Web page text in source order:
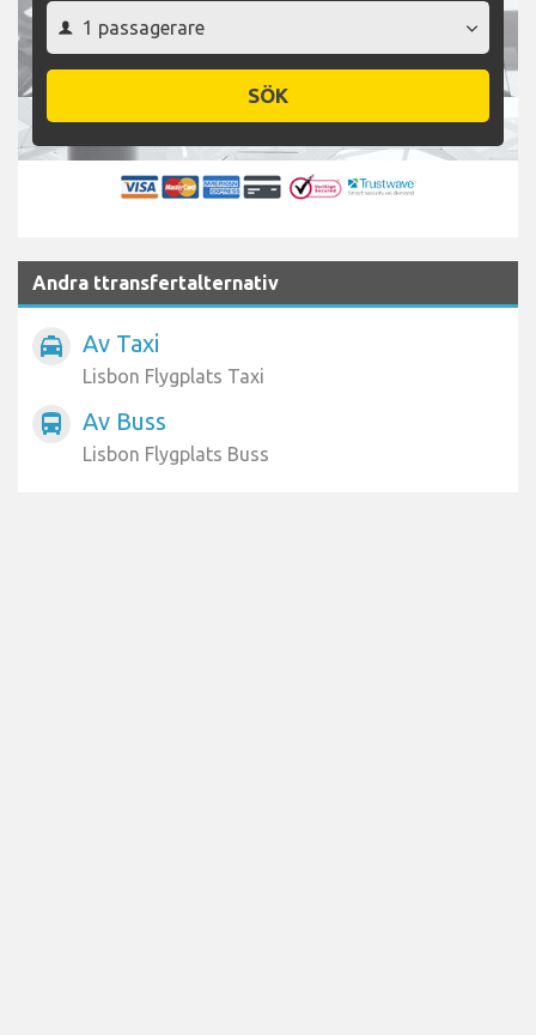
SÖK
Andra ttransfertalternativ
local_taxi Av Taxi
Lisbon Flygplats Taxi
directions_bus Av Buss
Lisbon Flygplats Buss